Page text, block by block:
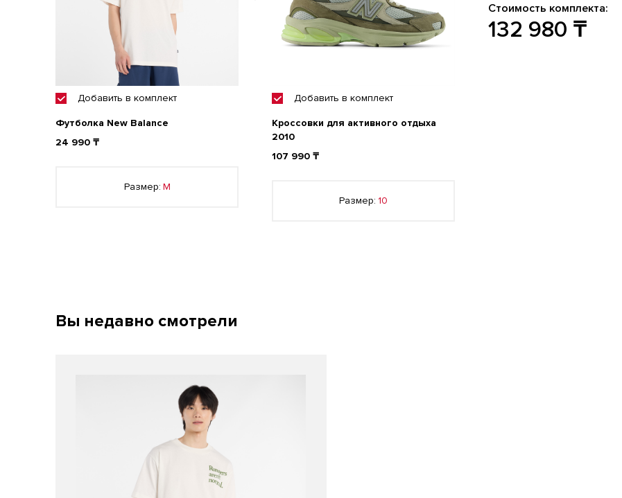
Добавить в комплект
Футболка New Balance
24 990 ₸
Размер: M
Добавитьв комплект
Кроссовки для активного отдыха
2010
107 990 ₸
Размер: 10
Стоимость комплекта:
132 980 ₸
Вы недавно смотрели